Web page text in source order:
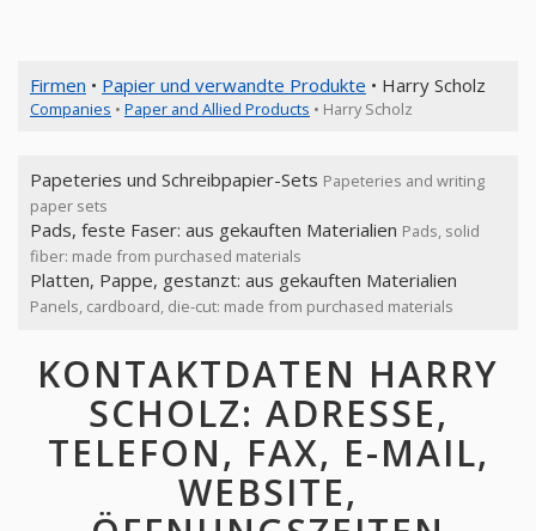
Firmen • Papier und verwandte Produkte • Harry Scholz
Companies • Paper and Allied Products • Harry Scholz
Papeteries und Schreibpapier-Sets Papeteries and writing
paper sets
Pads, feste Faser: aus gekauften Materialien Pads, solid
fiber: made from purchased materials
Platten, Pappe, gestanzt: aus gekauften Materialien
Panels, cardboard, die-cut: made from purchased materials
KONTAKTDATEN HARRY
SCHOLZ: ADRESSE,
TELEFON, FAX, E-MAIL,
WEBSITE,